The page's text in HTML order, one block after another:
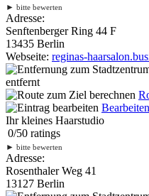
► bitte bewerten
Adresse:
Senftenberger Ring 44 F
13435 Berlin
Webseite: reginas-
entfernt
Bearbeiten
Ihr kleines Haarstudio
0/50 ratings
► bitte bewerten
Adresse:
Rosenthaler Weg 41
13127 Berlin